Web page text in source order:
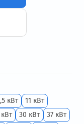
кВт
11 кВт
30 кВт
37 кВт